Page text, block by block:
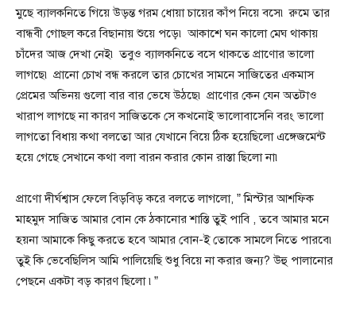
মুছে ব্যালকনিতে গিয়ে উড়ন্ত গরম ধোয়া চায়ের কাঁপ নিয়ে বসে৷ রুমে তার
বান্ধবী গোছল করে বিছানায় শুয়ে পড়ে৷ আকাশে ঘন কালো মেঘ থাকায়
চাঁদের আজ দেখা নেই৷ তবুও ব্যালকনিতে বসে থাকতে প্রাণোর ভালো
লাগছে৷ প্রানো চোখ বন্ধ করলে তার চোখের সামনে সাজিতের একমাস
প্রেমের অভিনয় গুলো বার বার ভেষে উঠছে৷ প্রাণোর কেন যেন অতটাও
খারাপ লাগছে না কারণ সাজিতকে সে কখনোই ভালোবাসেনি বরং ভালো
লাগতো বিধায় কথা বলতো আর যেখানে বিয়ে ঠিক হয়েছিলো এঙ্গেজমেন্ট
হয়ে গেছে সেখানে কথা বলা বারন করার কোন রাস্তা ছিলো না৷
প্রাণো দীর্ঘশ্বাস ফেলে বিড়বিড় করে বলতে লাগলো, ” মিস্টার আশফিক
মাহমুদ সাজিত আমার বোন কে ঠকানোর শাস্তি তুই পাবি , তবে আমার মনে
হয়না আমাকে কিছু করতে হবে আমার বোন-ই তোকে সামলে নিতে পারবে৷
তুই কি ভেবেছিলিস আমি পালিয়েছি শুধু বিয়ে না করার জন্য? উহু পালানোর
পেছনে একটা বড় কারণ ছিলো ৷”